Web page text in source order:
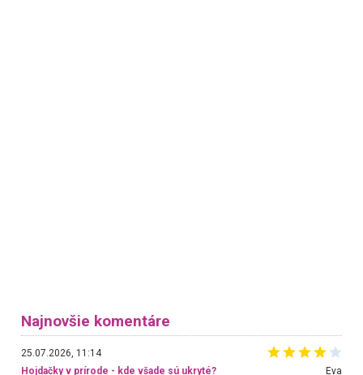
Najnovšie komentáre
25.07.2026, 11:14
Hojdačky v prírode - kde všade sú ukryté?
Eva